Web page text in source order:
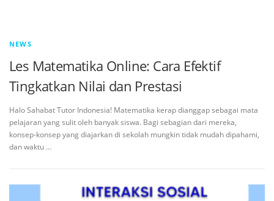
NEWS
Les Matematika Online: Cara Efektif
Tingkatkan Nilai dan Prestasi
Halo Sahabat Tutor Indonesia! Matematika kerap dianggap sebagai mata
pelajaran yang sulit oleh banyak siswa. Bagi sebagian dari mereka,
konsep-konsep yang diajarkan di sekolah mungkin tidak mudah dipahami,
dan waktu …